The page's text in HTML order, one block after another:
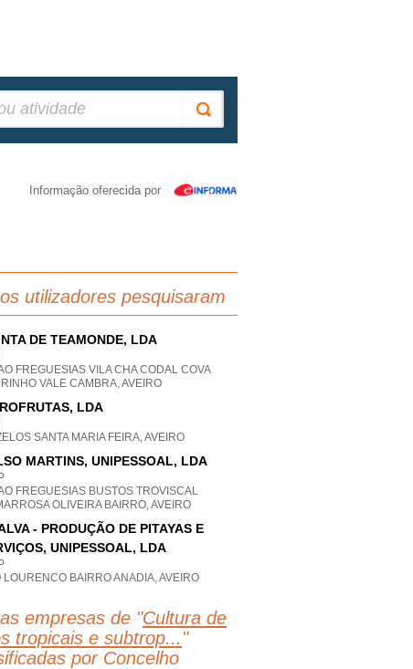
Informação oferecida por
utilizadores pesquisaram
DE TEAMONDE, LDA
FREGUESIAS VILA CHA CODAL COVA
VALE CAMBRA, AVEIRO
LDA
SANTA MARIA FEIRA, AVEIRO
MARTINS, UNIPESSOAL, LDA
FREGUESIAS BUSTOS TROVISCAL
OLIVEIRA BAIRRO, AVEIRO
- PRODUÇÃO DE PITAYAS E
UNIPESSOAL, LDA
LOURENCO BAIRRO ANADIA, AVEIRO
empresas de "Cultura de
tropicais e subtrop... "
por Concelho